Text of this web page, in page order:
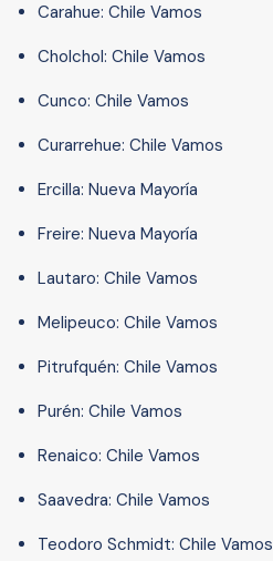
Carahue: Chile Vamos
Cholchol: Chile Vamos
Cunco: Chile Vamos
Curarrehue: Chile Vamos
Ercilla: Nueva Mayoría
Freire: Nueva Mayoría
Lautaro: Chile Vamos
Melipeuco: Chile Vamos
Pitrufquén: Chile Vamos
Purén: Chile Vamos
Renaico: Chile Vamos
Saavedra: Chile Vamos
Teodoro Schmidt: Chile Vamos